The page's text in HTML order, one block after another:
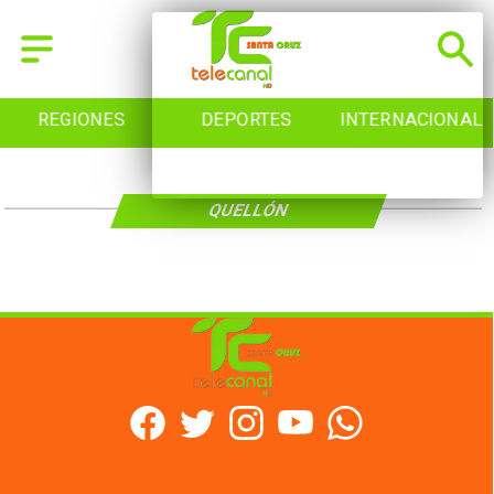
REGIONES DEPORTES INTERNACIONAL
QUELLÓN